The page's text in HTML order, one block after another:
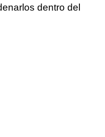
dentro del